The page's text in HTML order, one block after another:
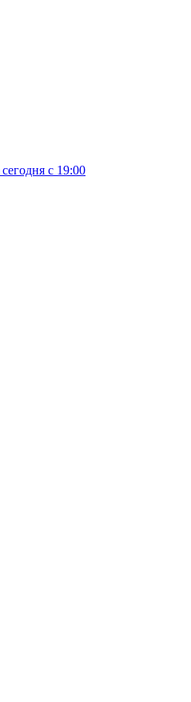
c 19:00